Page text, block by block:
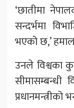
‘छातीमा
सन्दर्भमा
भएको छ,’
उनले विश्वका
सीमासम्बन्धी
प्रधानमन्त्रीको